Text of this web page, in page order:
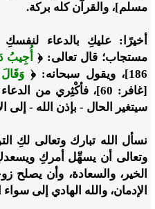
مسلم]، والقرآن كله بركة.
أخيرًا : عليكِ بالدعاء
مستجاب؛ قال تعالى: ﴿ أُجِيبُ
186]،
ويقول سبحانه:﴿
[غافر: 60]
، فأكْثِري من
سيتغير الحال - بإذن الله - إلى
نسأل الله تبارك وتعالى لكِ
وتعالى أن يسهِّل أمركِ
الخير، والسعادة، وأن يصلح
الإدمان، والله الهادي إلى